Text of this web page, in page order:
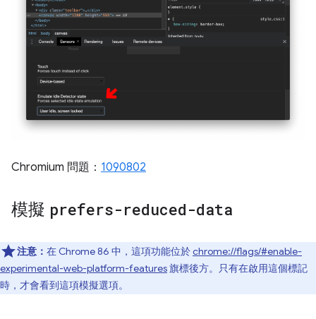
Chromium 問題： 1090802
模擬 prefers-reduced-data
注意： 在 Chrome 86 中，這項功能位於chrome://flags/#enable-
experimental-web-platform-features旗標後方。只有在啟用這個標記
時，才會看到這項模擬選項。